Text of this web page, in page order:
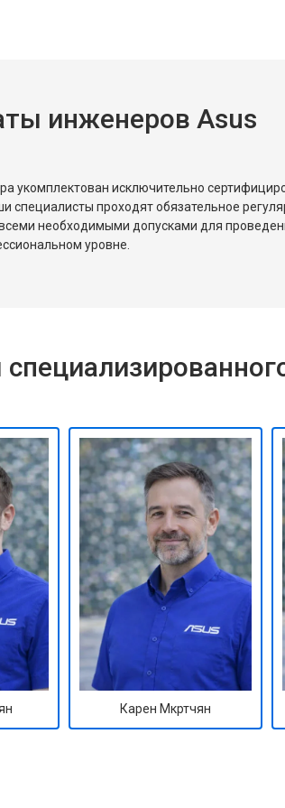
инженеров Asus
укомплектован исключительно
специалисты проходят обязательное
необходимыми допусками для
уровне.
Карен Мкртчян